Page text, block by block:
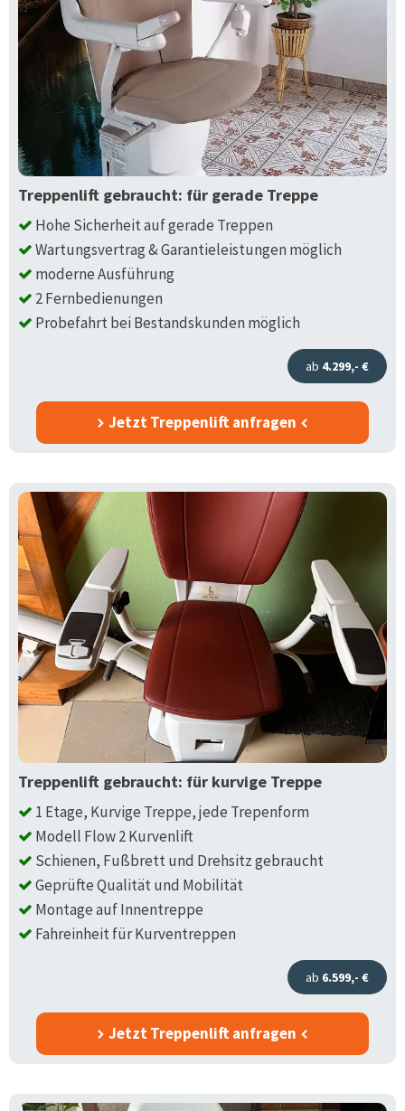
Treppenlift gebraucht: für gerade Treppe
Hohe Sicherheit auf gerade Treppen
Wartungsvertrag & Garantieleistungen möglich
moderne Ausführung
2 Fernbedienungen
Probefahrt bei Bestandskunden möglich
ab 4.299,- €
Jetzt Treppenlift anfragen
Treppenlift gebraucht: für kurvige Treppe
1 Etage, Kurvige Treppe, jede Trepenform
Modell Flow 2 Kurvenlift
Schienen, Fußbrett und Drehsitz gebraucht
Geprüfte Qualität und Mobilität
Montage auf Innentreppe
Fahreinheit für Kurventreppen
ab 6.599,- €
Jetzt Treppenlift anfragen